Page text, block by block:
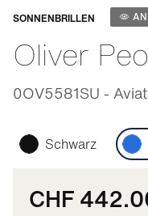
SONNENBRILLEN
Oliver
0OV5581SU -
Anpassbar
Schwarz
CHF